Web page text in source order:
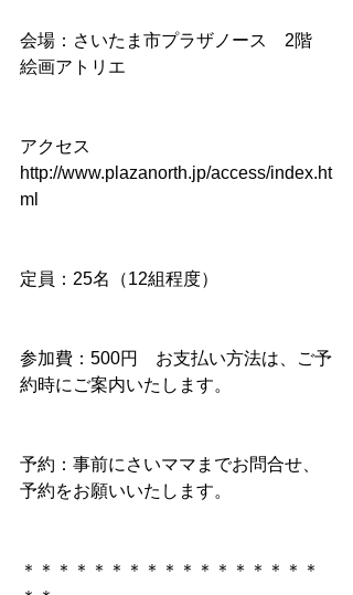
会場：さいたま市プラザノース　2階
絵画アトリエ
アクセス
http://www.plazanorth.jp/access/index.ht
ml
定員：25名（12組程度）
参加費：500円　お支払い方法は、ご予
約時にご案内いたします。
予約：事前にさいママまでお問合せ、
予約をお願いいたします。
＊＊＊＊＊＊＊＊＊＊＊＊＊＊＊＊＊